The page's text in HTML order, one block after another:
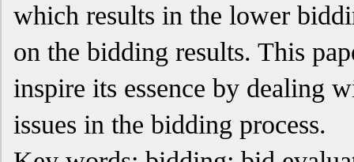
which results in the lower
on the bidding results. This
inspire its essence by dealing
issues in the bidding process.